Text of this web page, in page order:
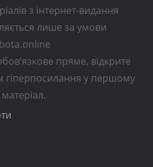
з інтернет-видання
лише за умови
пряме, відкрите
гіперпосилання у першому